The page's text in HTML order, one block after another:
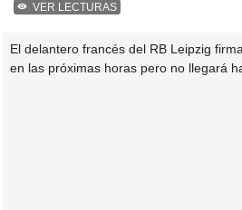
VER LECTURAS
El delantero francés del RB Leipzig
en las próximas horas pero no llegará